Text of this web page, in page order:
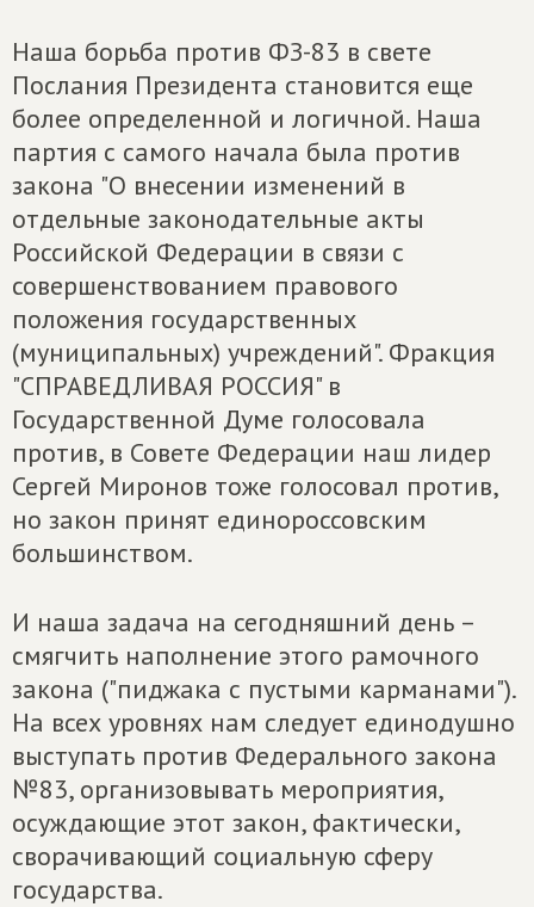
Наша борьба против ФЗ-83 в свете
Послания Президента становится еще
более определенной и логичной. Наша
партия с самого начала была против
закона "О внесении изменений в
отдельные законодательные акты
Российской Федерации в связи с
совершенствованием правового
положения государственных
(муниципальных) учреждений". Фракция
"СПРАВЕДЛИВАЯ РОССИЯ" в
Государственной Думе голосовала
против, в Совете Федерации наш лидер
Сергей Миронов тоже голосовал против,
но закон принят единороссовским
большинством.
И наша задача на сегодняшний день –
смягчить наполнение этого рамочного
закона ("пиджака с пустыми карманами").
На всех уровнях нам следует единодушно
выступать против Федерального закона
№83, организовывать мероприятия,
осуждающие этот закон, фактически,
сворачивающий социальную сферу
государства.